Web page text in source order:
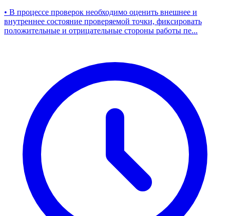
• В процессе проверок необходимо оценить внешнее и
внутреннее состояние проверяемой точки, фиксировать
положительные и отрицательные стороны работы пе...